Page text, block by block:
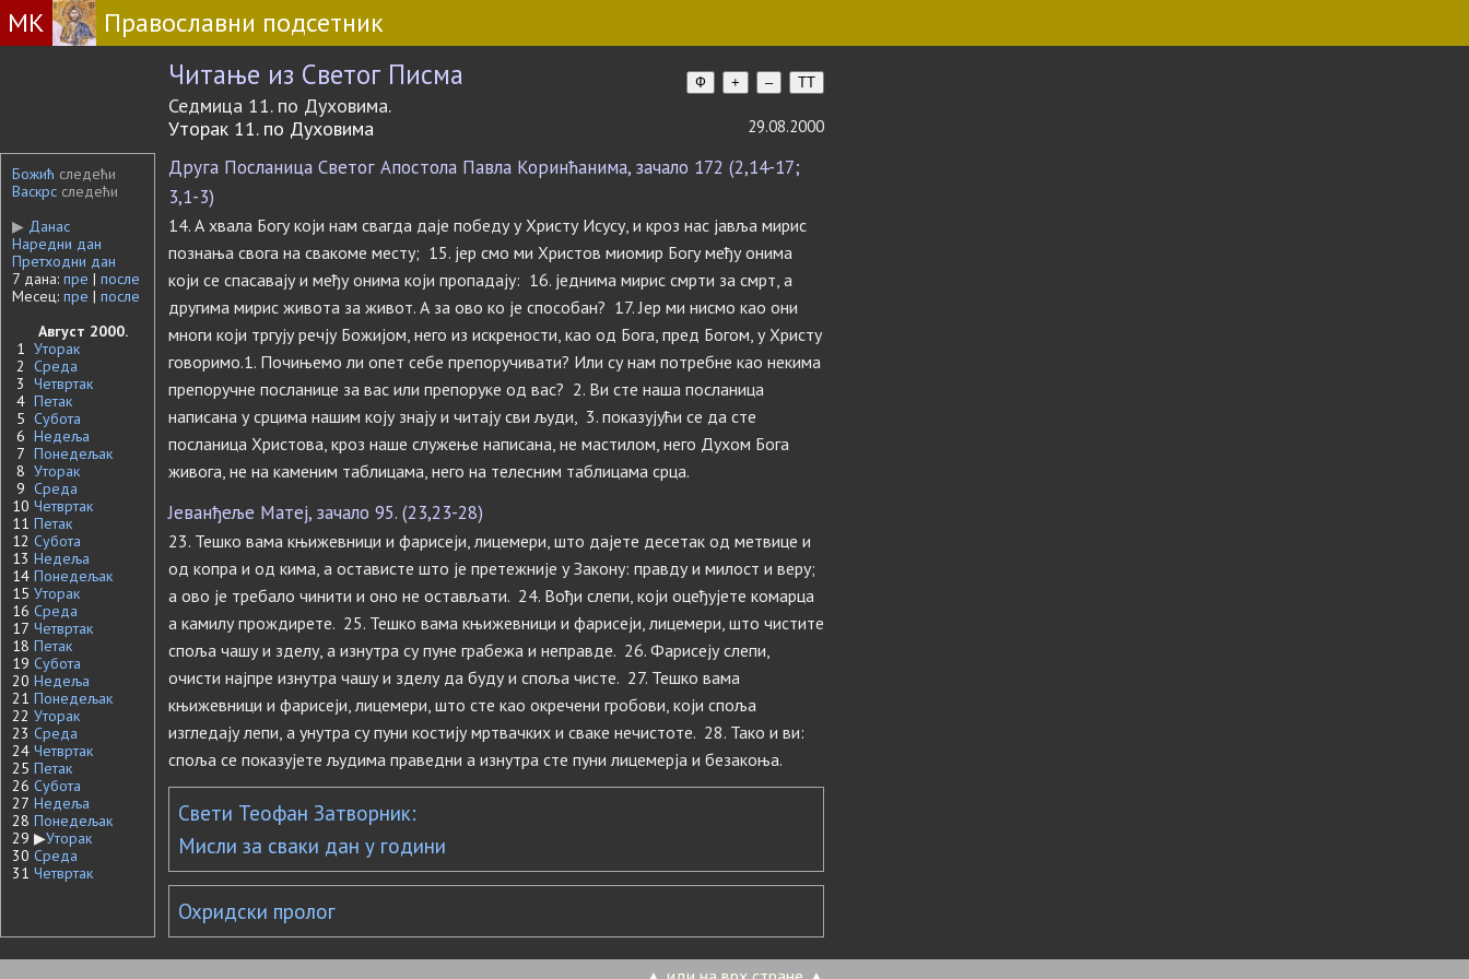
МК Православни подсетник
Читање из Светог Писма Ф + – TT
Седмица 11. по Духовима.
Уторак 11. по Духовима
29.08.2000
Божић следећи
Васкрс следећи
▶ Данас
Наредни дан
Претходни дан
7 дана: пре | после
Месец: пре | после
Август 2000.
1 Уторак
2 Среда
3 Четвртак
4 Петак
5 Субота
6 Недеља
7 Понедељак
8 Уторак
9 Среда
10 Четвртак
11 Петак
12 Субота
13 Недеља
14 Понедељак
15 Уторак
16 Среда
17 Четвртак
18 Петак
19 Субота
20 Недеља
21 Понедељак
22 Уторак
23 Среда
24 Четвртак
25 Петак
26 Субота
27 Недеља
28 Понедељак
29 ▶Уторак
30 Среда
31 Четвртак
Друга Посланица Светог Апостола Павла Коринћанима, зачало 172 (2,14-17;
3,1-3)
14. А хвала Богу који нам свагда даје победу у Христу Исусу, и кроз нас јавља мирис
познања свога на свакоме месту; 15. jер смо ми Христов миомир Богу међу онима
који се спасавају и међу онима који пропадају: 16. jеднима мирис смрти за смрт, а
другима мирис живота за живот. А за ово ко је способан? 17. Јер ми нисмо као они
многи који тргују речју Божијом, него из искрености, као од Бога, пред Богом, у Христу
говоримо.1. Почињемо ли опет себе препоручивати? Или су нам потребне као некима
препоручне посланице за вас или препоруке од вас? 2. Ви сте наша посланица
написана у срцима нашим коју знају и читају сви људи, 3. показујући се да сте
посланица Христова, кроз наше служење написана, не мастилом, него Духом Бога
живога, не на каменим таблицама, него на телесним таблицама срца.
Јеванђеље Матеј, зачало 95. (23,23-28)
23. Тешко вама књижевници и фарисеји, лицемери, што дајете десетак од метвице и
од копра и од кима, а остависте што је претежније у Закону: правду и милост и веру;
а ово је требало чинити и оно не остављати. 24. Вођи слепи, који оцеђујете комарца
а камилу прождирете. 25. Тешко вама књижевници и фарисеји, лицемери, што чистите
споља чашу и зделу, а изнутра су пуне грабежа и неправде. 26. Фарисеју слепи,
очисти најпре изнутра чашу и зделу да буду и споља чисте. 27. Тешко вама
књижевници и фарисеји, лицемери, што сте као окречени гробови, који споља
изгледају лепи, а унутра су пуни костију мртвачких и сваке нечистоте. 28. Тако и ви:
споља се показујете људима праведни а изнутра сте пуни лицемерја и безакоња.
Свети Теофан Затворник:
Мисли за сваки дан у години
Охридски пролог